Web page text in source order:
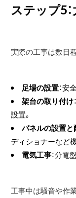
ステップ5
実際の工事は数日
足場の設置：安
架台の取り付け
設置。
パネルの設置と
ディショナーなど
電気工事：分電
工事中は騒音や作